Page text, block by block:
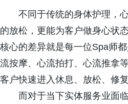
不同于传统的身体护理，
的放松，更能为客户做身心状
核心的差异就是每一位Spa师
流按摩、心流拍打、心流推拿
客户快速进入休息、放松、修
而对于当下实体服务业面